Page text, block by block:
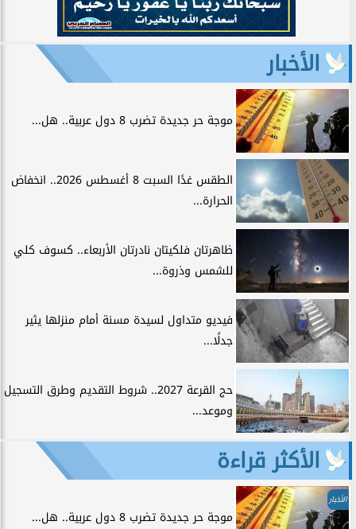
الأخبار
موجة حر جديدة تضرب 8 دول عربية.. هل...
الطقس غدًا السبت 8 أغسطس 2026.. انخفاض
الحرارة...
ظاهرتان فلكيتان نادرتان الأربعاء.. كسوف كلي
للشمس وذروة...
فيديو متداول لسيدة مسنة أمام منزلها يثير
جدلًا...
حج القرعة 2027.. شروط التقديم وطرق التسجيل
وموعد...
الأكثر قراءة
الأخبار
موجة حر جديدة تضرب 8 دول عربية.. هل...